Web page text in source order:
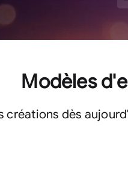
Modèles
créations dès